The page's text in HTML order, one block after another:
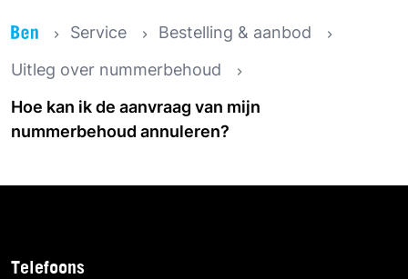
Service
Bestelling & aanbod
Uitleg over nummerbehoud
Hoe kan ik de aanvraag van mijn
nummerbehoud annuleren?
Telefoons